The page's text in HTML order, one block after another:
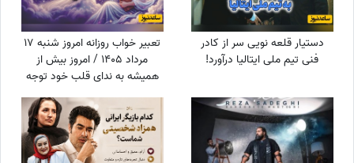
دستیار قلعه نویی سر از کادر
فنی تیم ملی ایتالیا درآورد!
تعبیر خواب روزانه امروز شنبه 17
مرداد 1405 / امروز بیش از
همیشه به ندای قلب خود توجه
کنید؛ پاسخ بسیاری از تردیدها را
خواهید یافت